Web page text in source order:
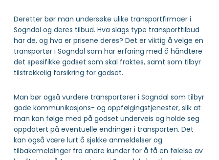
Deretter bør man undersøke ulike transportfirmaer i
Sogndal og deres tilbud. Hva slags type transporttilbud
har de, og hva er prisene deres? Det er viktig å velge en
transportør i Sogndal som har erfaring med å håndtere
det spesifikke godset som skal fraktes, samt som tilbyr
tilstrekkelig forsikring for godset.
Man bør også vurdere transportører i Sogndal som tilbyr
gode kommunikasjons- og oppfølgingstjenester, slik at
man kan følge med på godset underveis og holde seg
oppdatert på eventuelle endringer i transporten. Det
kan også være lurt å sjekke anmeldelser og
tilbakemeldinger fra andre kunder for å få en følelse av